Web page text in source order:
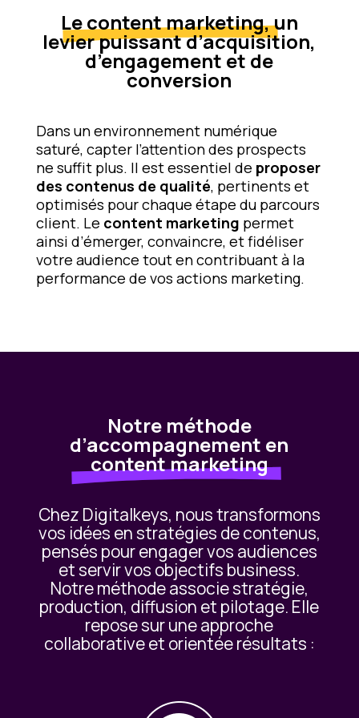
Le content marketing, un
levier puissant d’acquisition,
d’engagement et de
conversion
Dans un environnement numérique
saturé, capter l’attention des prospects
ne suffit plus. Il est essentiel de proposer
des contenus de qualité, pertinents et
optimisés pour chaque étape du parcours
client. Le content marketing permet
ainsi d’émerger, convaincre, et fidéliser
votre audience tout en contribuant à la
performance de vos actions marketing.
Notre méthode
d’accompagnement en
content marketing
Chez Digitalkeys, nous transformons
vos idées en stratégies de contenus,
pensés pour engager vos audiences
et servir vos objectifs business.
Notre méthode associe stratégie,
production, diffusion et pilotage. Elle
repose sur une approche
collaborative et orientée résultats :